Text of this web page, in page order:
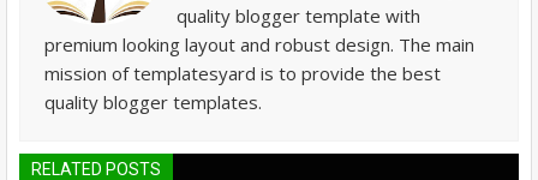
quality blogger template with
premium looking layout and robust design. The main
mission of templatesyard is to provide the best
quality blogger templates.
RELATED POSTS